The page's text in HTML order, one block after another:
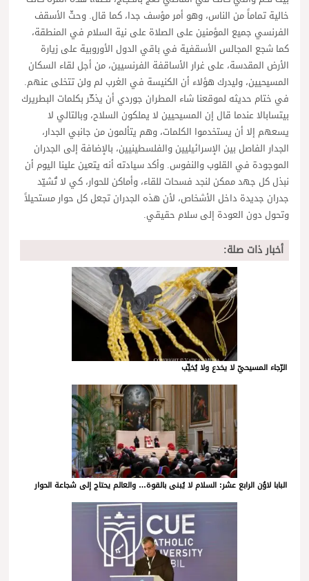
خالية تماماً من الناس، وهو أمر مؤسف جدا، كما قال. وحثّ الأسقف
الفرنسي جميع المؤمنين على الصلاة على نية السلام في المنطقة،
كما شجع المجالس الأسقفية في باقي الدول الأوروبية على زيارة
الأرض المقدسة، على غرار الأساقفة الفرنسيين، من أجل لقاء السكان
المسيحيين، وليدرك هؤلاء أن الكنيسة في الغرب لم ولن تتخلى عنهم.
في ختام حديثه لموقعنا شاء المطران جوردي أن يذكّر بكلمات البطريرك
بيتسابالا عندما قال إن المسيحيين لا يملكون السلاح، وبالتالي لا
يسعهم إلا أن يستخدموا الكلمات، وهم يتألمون من جانبي الجدار،
الجدار الفاصل بين الإسرائيليين والفلسطينيين، بالإضافة إلى الجدران
الموجودة في القلوب والنفوس. وأكد سيادته أنه يتعين علينا اليوم أن
نبذل كل جهد ممكن لنجد فسحات للقاء، وأماكن للحوار، كي لا تُشيّد
جدران جديدة داخل الأشخاص، لأن هذه الجدران تجعل كل حوار مستحيلاً
وتحول دون العودة إلى سلام حقيقي.
أخبار ذات صلة:
الرّجاء المسيحيّ لا يخدع ولا يُخيِّب
البابا لاوُن الرابع عشر: السلام لا يُبنى بالقوة… والعالم يحتاج إلى شجاعة الحوار